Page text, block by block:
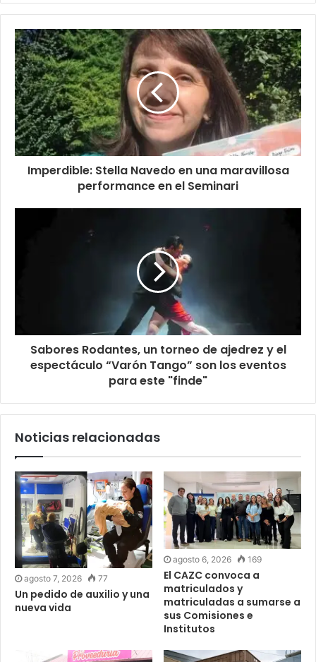
Imperdible: Stella Navedo en una maravillosa
performance en el Seminari
Sabores Rodantes, un torneo de ajedrez y el
espectáculo “Varón Tango” son los eventos
para este "finde"
Noticias relacionadas
agosto 7, 2026 77
Un pedido de auxilio y una
nueva vida
agosto 6, 2026 169
El CAZC convoca a
matriculados y
matriculadas a sumarse a
sus Comisiones e
Institutos